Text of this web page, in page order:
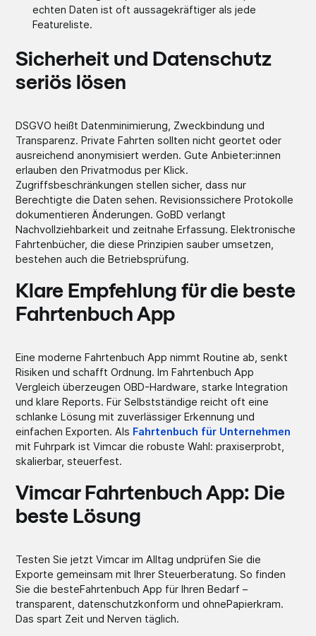
echten Daten ist oft aussagekräftiger als jede
Featureliste.
Sicherheit und Datenschutz
seriös lösen
DSGVO heißt Datenminimierung, Zweckbindung und
Transparenz. Private Fahrten sollten nicht geortet oder
ausreichend anonymisiert werden. Gute Anbieter:innen
erlauben den Privatmodus per Klick.
Zugriffsbeschränkungen stellen sicher, dass nur
Berechtigte die Daten sehen. Revisionssichere Protokolle
dokumentieren Änderungen. GoBD verlangt
Nachvollziehbarkeit und zeitnahe Erfassung. Elektronische
Fahrtenbücher, die diese Prinzipien sauber umsetzen,
bestehen auch die Betriebsprüfung.
Klare Empfehlung für die beste
Fahrtenbuch App
Eine moderne Fahrtenbuch App nimmt Routine ab, senkt
Risiken und schafft Ordnung. Im Fahrtenbuch App
Vergleich überzeugen OBD-Hardware, starke Integration
und klare Reports. Für Selbstständige reicht oft eine
schlanke Lösung mit zuverlässiger Erkennung und
einfachen Exporten. Als Fahrtenbuch für Unternehmen
mit Fuhrpark ist Vimcar die robuste Wahl: praxiserprobt,
skalierbar, steuerfest.
Vimcar Fahrtenbuch App: Die
beste Lösung
Testen Sie jetzt Vimcar im Alltag undprüfen Sie die
Exporte gemeinsam mit Ihrer Steuerberatung. So finden
Sie die besteFahrtenbuch App für Ihren Bedarf –
transparent, datenschutzkonform und ohnePapierkram.
Das spart Zeit und Nerven täglich.